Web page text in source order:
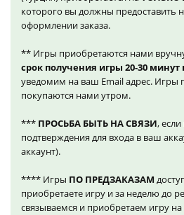
которого вы должны предоставить
оформлении заказа.
** Игры приобретаются нами
срок получения игры 20-30
уведомим на ваш Email адрес.
покупаются нами утром.
*** ПРОСЬБА БЫТЬ НА СВЯЗИ,
подтверждения для входа в ваш
аккаунт).
**** Игры ПО ПРЕДЗАКАЗАМ
приобретаете игру и за неделю до
связываемся и приобретаем игру